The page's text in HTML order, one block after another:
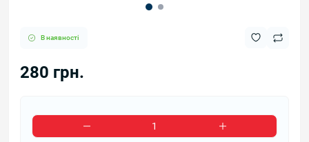
В наявності
280 грн.